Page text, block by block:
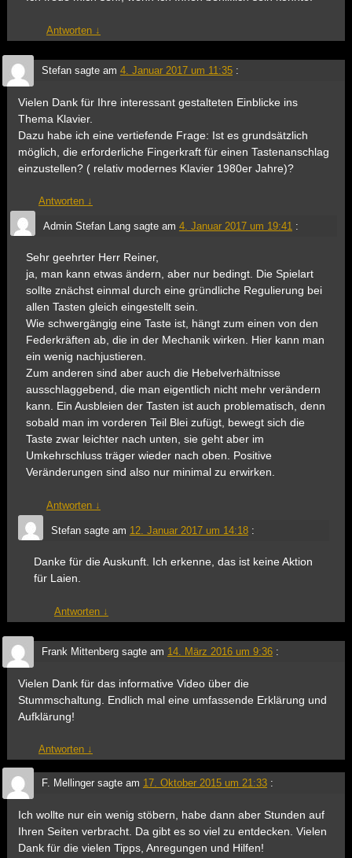
Antworten ↓
Stefansagte am 4. Januar 2017 um 11:35 :
Vielen Dank für Ihre interessant gestalteten Einblicke ins
Thema Klavier.
Dazu habe ich eine vertiefende Frage: Ist es grundsätzlich
möglich, die erforderliche Fingerkraft für einen Tastenanschlag
einzustellen? ( relativ modernes Klavier 1980er Jahre)?
Antworten ↓
Admin Stefan Langsagte am 4. Januar 2017 um 19:41 :
Sehr geehrter Herr Reiner,
ja, man kann etwas ändern, aber nur bedingt. Die Spielart
sollte znächst einmal durch eine gründliche Regulierung bei
allen Tasten gleich eingestellt sein.
Wie schwergängig eine Taste ist, hängt zum einen von den
Federkräften ab, die in der Mechanik wirken. Hier kann man
ein wenig nachjustieren.
Zum anderen sind aber auch die Hebelverhältnisse
ausschlaggebend, die man eigentlich nicht mehr verändern
kann. Ein Ausbleien der Tasten ist auch problematisch, denn
sobald man im vorderen Teil Blei zufügt, bewegt sich die
Taste zwar leichter nach unten, sie geht aber im
Umkehrschluss träger wieder nach oben. Positive
Veränderungen sind also nur minimal zu erwirken.
Antworten ↓
Stefansagte am 12. Januar 2017 um 14:18 :
Danke für die Auskunft. Ich erkenne, das ist keine Aktion
für Laien.
Antworten ↓
Frank Mittenbergsagte am 14. März 2016 um 9:36 :
Vielen Dank für das informative Video über die
Stummschaltung. Endlich mal eine umfassende Erklärung und
Aufklärung!
Antworten ↓
F. Mellingersagte am 17. Oktober 2015 um 21:33 :
Ich wollte nur ein wenig stöbern, habe dann aber Stunden auf
Ihren Seiten verbracht. Da gibt es so viel zu entdecken. Vielen
Dank für die vielen Tipps, Anregungen und Hilfen!